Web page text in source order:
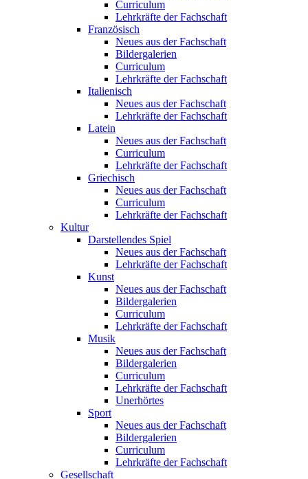
Curriculum
Lehrkräfte der Fachschaft
Französisch
Neues aus der Fachschaft
Bildergalerien
Curriculum
Lehrkräfte der Fachschaft
Italienisch
Neues aus der Fachschaft
Lehrkräfte der Fachschaft
Latein
Neues aus der Fachschaft
Curriculum
Lehrkräfte der Fachschaft
Griechisch
Neues aus der Fachschaft
Curriculum
Lehrkräfte der Fachschaft
Kultur
Darstellendes Spiel
Neues aus der Fachschaft
Lehrkräfte der Fachschaft
Kunst
Neues aus der Fachschaft
Bildergalerien
Curriculum
Lehrkräfte der Fachschaft
Musik
Neues aus der Fachschaft
Bildergalerien
Curriculum
Lehrkräfte der Fachschaft
Unerhörtes
Sport
Neues aus der Fachschaft
Bildergalerien
Curriculum
Lehrkräfte der Fachschaft
Gesellschaft